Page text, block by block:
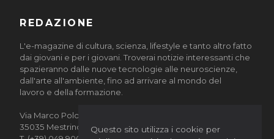
Questo sito utilizza i cookie per
REDAZIONE
L'e-magazine di cultura, scienza, lifestyle e tanto altro fatto
dai giovani e per i giovani. Troverai notizie interessanti che
spazieranno dalle nuove tecnologie alle neuroscienze,
dall'arte all'ambiente, fino ad arrivare al mondo del
lavoro e della formazione.
Via Marco Polo, 10/12
35035 Mestrino (Padova)